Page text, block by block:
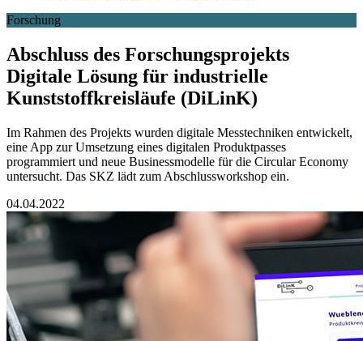
Forschung
Abschluss des Forschungsprojekts
Digitale Lösung für industrielle
Kunststoffkreisläufe (DiLinK)
Im Rahmen des Projekts wurden digitale Messtechniken entwickelt,
eine App zur Umsetzung eines digitalen Produktpasses
programmiert und neue Businessmodelle für die Circular Economy
untersucht. Das SKZ lädt zum Abschlussworkshop ein.
04.04.2022